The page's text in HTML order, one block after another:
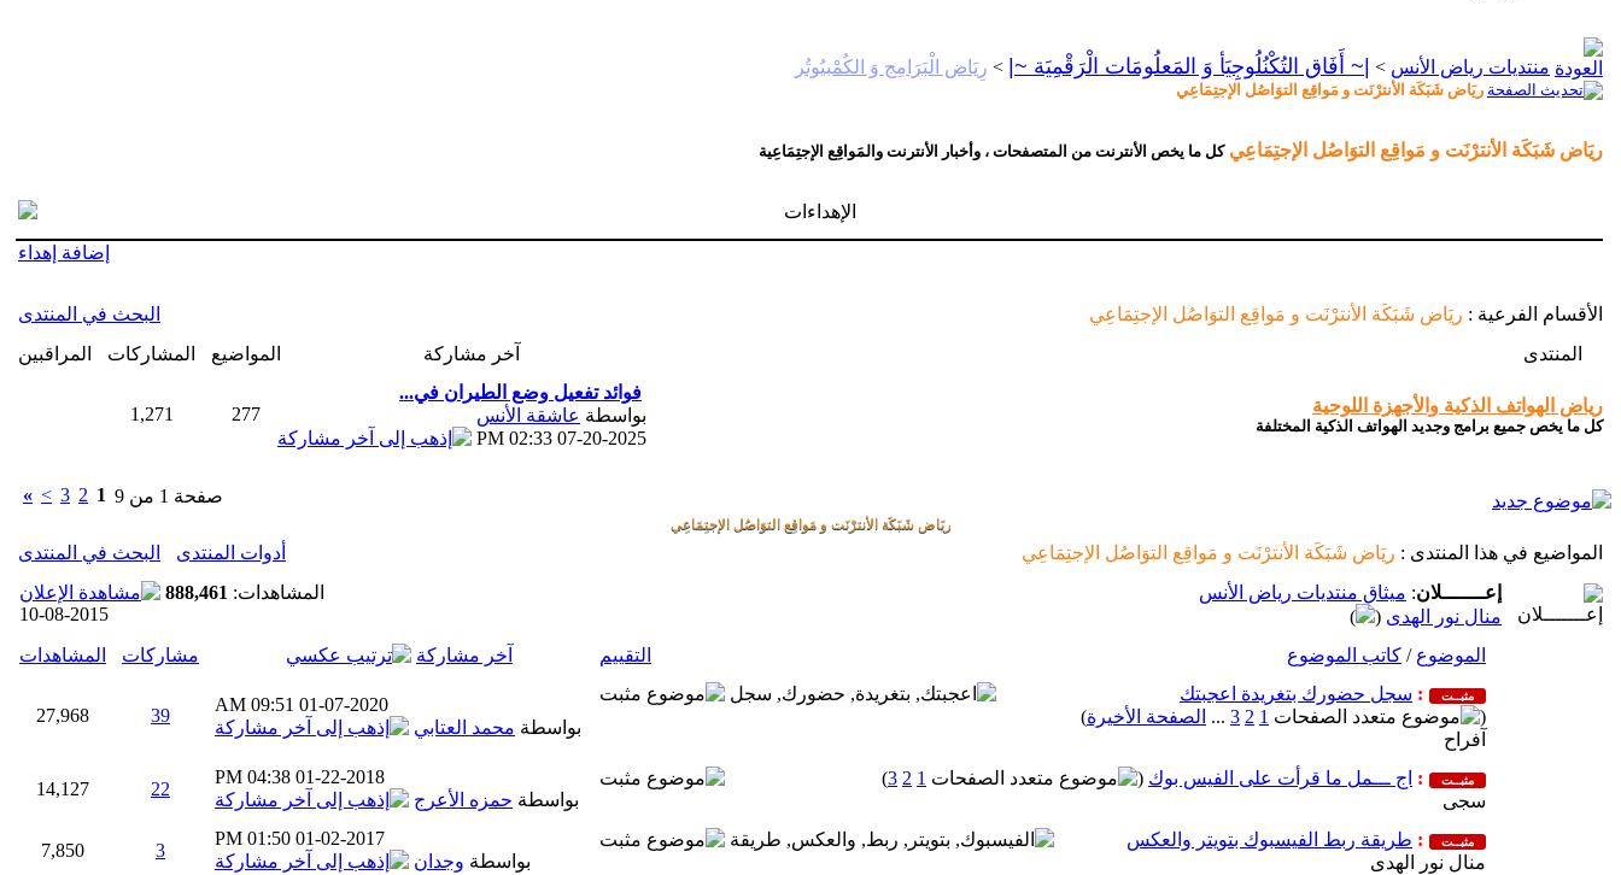
منتديات رياض الأنس > |~ أَفَاق التُكْنُلُوجِيَأ وَ المَعلُومَات الْرَقْمِيَة ~| > رِيَاض الْبَرَامِج وَ الكُمْبيُوتُر
ريَاض شَبَكَة الأنترْنَت و مَواقِع التوَاصُل الإجتِمَاعِي
ريَاض شَبَكَة الأنترْنَت و مَواقِع التوَاصُل الإجتِمَاعِيكل ما يخص الأنترنت من المتصفحات ، وأخبار الأنترنت والمَواقِع الإجتِمَاعِية
الإهداءات
إضافة إهداء
الأقسام الفرعية : ريَاض شَبَكَة الأنترْنَت و مَواقِع التوَاصُل الإجتِمَاعِي
البحث في المنتدى
المنتدى
آخر مشاركة المواضيع المشاركات المراقبين
رياض الهواتف الذكية والأجهزة اللوحية
كل ما يخص جميع برامج وجديد الهواتف الذكية المختلفة
فوائد تفعيل وضع الطيران في...
بواسطة عاشقة الأنس
07-20-2025
02:33 PM
277
1,271
صفحة 1 من 9 1
2
3
>
»
ريَاض شَبَكَة الأنترْنَت و مَواقِع التوَاصُل الإجتِمَاعِي
المواضيع في هذا المنتدى : ريَاض شَبَكَة الأنترْنَت و مَواقِع التوَاصُل الإجتِمَاعِي أدوات المنتدى
البحث في المنتدى
المشاهدات: 888,461 إعـــــــلان: ميثاق منتديات رياض الأنس
10-08-2015
منال نور الهدى (
)
التقييم
الموضوع / كاتب الموضوع آخر مشاركة مشاركات المشاهدات
مثبــت : سجل حضورك بتغريدة اعجبتك
(
1
2
3
... الصفحة الأخيرة)
آفراح
01-07-2020
09:51 AM
بواسطة محمد العتابي
39
27,968
مثبــت : اج ـــمل ما قرأت على الفيس بوك (
1
2
3
)
سجى
01-22-2018
04:38 PM
بواسطة حمزه الأعرج
22
14,127
مثبــت : طريقة ربط الفيسبوك بتويتر والعكس
منال نور الهدى
01-02-2017
01:50 PM
بواسطة وجدان
3
7,850